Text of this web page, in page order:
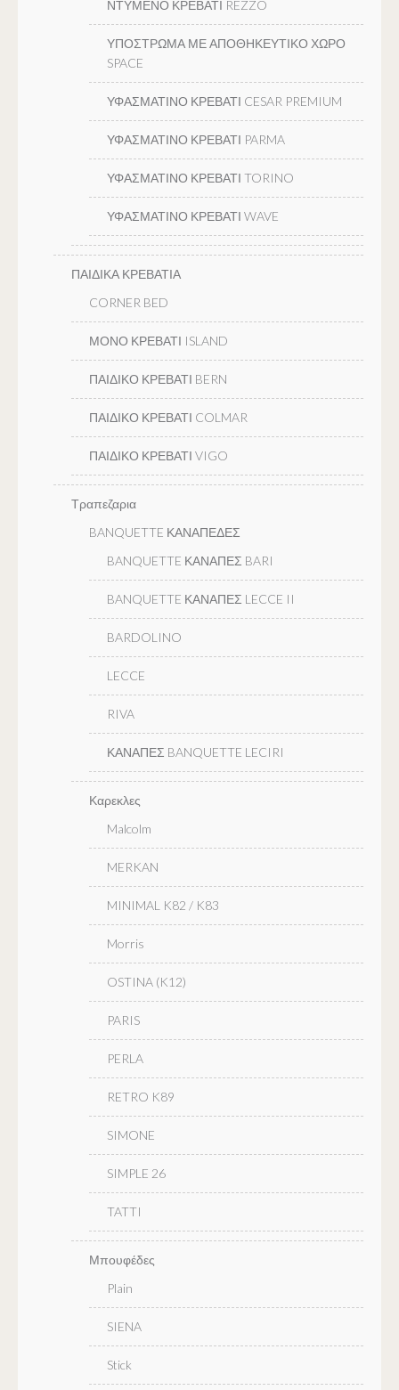
ΝΤΥΜΕΝΟ ΚΡΕΒΑΤΙ REZZO
ΥΠΟΣΤΡΩΜΑ ΜΕ ΑΠΟΘΗΚΕΥΤΙΚΟ ΧΩΡΟ
SPACE
ΥΦΑΣΜΑΤΙΝΟ ΚΡΕΒΑΤΙ CESAR PREMIUM
ΥΦΑΣΜΑΤΙΝΟ ΚΡΕΒΑΤΙ PARMA
ΥΦΑΣΜΑΤΙΝΟ ΚΡΕΒΑΤΙ TORINO
ΥΦΑΣΜΑΤΙΝΟ ΚΡΕΒΑΤΙ WAVE
ΠΑΙΔΙΚΑ ΚΡΕΒΑΤΙΑ
CORNER BED
ΜΟΝΟ ΚΡΕΒΑΤΙ ISLAND
ΠΑΙΔΙΚΟ ΚΡΕΒΑΤΙ BERN
ΠΑΙΔΙΚΟ ΚΡΕΒΑΤΙ COLMAR
ΠΑΙΔΙΚΟ ΚΡΕΒΑΤΙ VIGO
Τραπεζαρια
BANQUETTE ΚΑΝΑΠΕΔΕΣ
BANQUETTE ΚΑΝΑΠΕΣ BARI
BANQUETTE ΚΑΝΑΠΕΣ LECCE II
BARDOLINO
LECCE
RIVA
ΚΑΝΑΠΕΣ BANQUETTE LECIRI
Καρεκλες
Malcolm
MERKAN
MINIMAL K82 / K83
Morris
OSTINA (K12)
PARIS
PERLA
RETRO K89
SIMONE
SIMPLE 26
TATTI
Μπουφέδες
Plain
SIENA
Stick